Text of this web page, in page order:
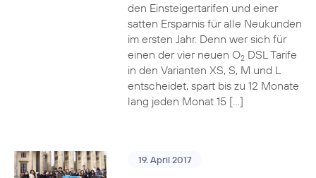
den Einsteigertarifen und einer
satten Ersparnis für alle Neukunden
im ersten Jahr. Denn wer sich für
einen der vier neuen O2DSL Tarife
in den Varianten XS, S, M und L
entscheidet, spart bis zu 12 Monate
lang jeden Monat 15 […]
19. April 2017